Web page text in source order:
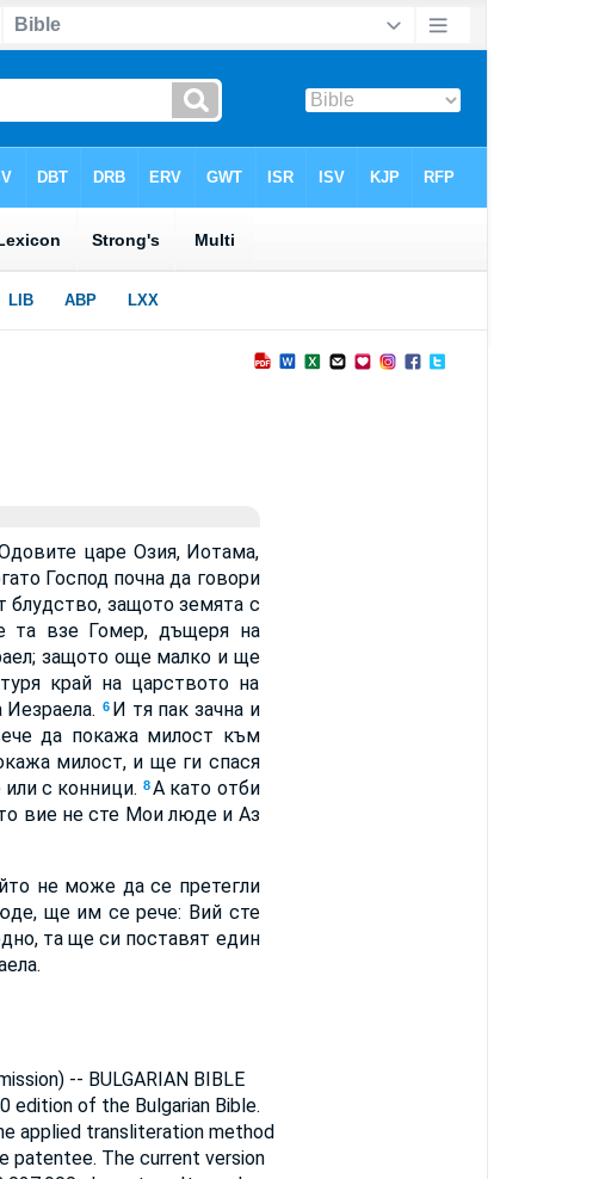
царе Озия, Иотама,
Господ почна да говори
блудство, защото земята с
та взе Гомер, дъщеря на
защото още малко и ще
край на царството на
6 И тя пак зачна и
да покажа милост към
милост, и ще ги спася
или с конници. 8А като отби
вие не сте Мои люде и Аз
не може да се претегли
ще им се рече: Вий сте
та ще си поставят един
-- BULGARIAN BIBLE
edition of the Bulgarian Bible.
applied transliteration method
patentee. The current version